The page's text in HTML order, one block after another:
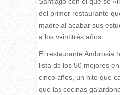
Santiago con el que se
del primer restaurante
madre al acabar sus
a los veintitrés años.
El restaurante Ambrosia
lista de los 50 mejores
cinco años, un hito que
que las cocinas